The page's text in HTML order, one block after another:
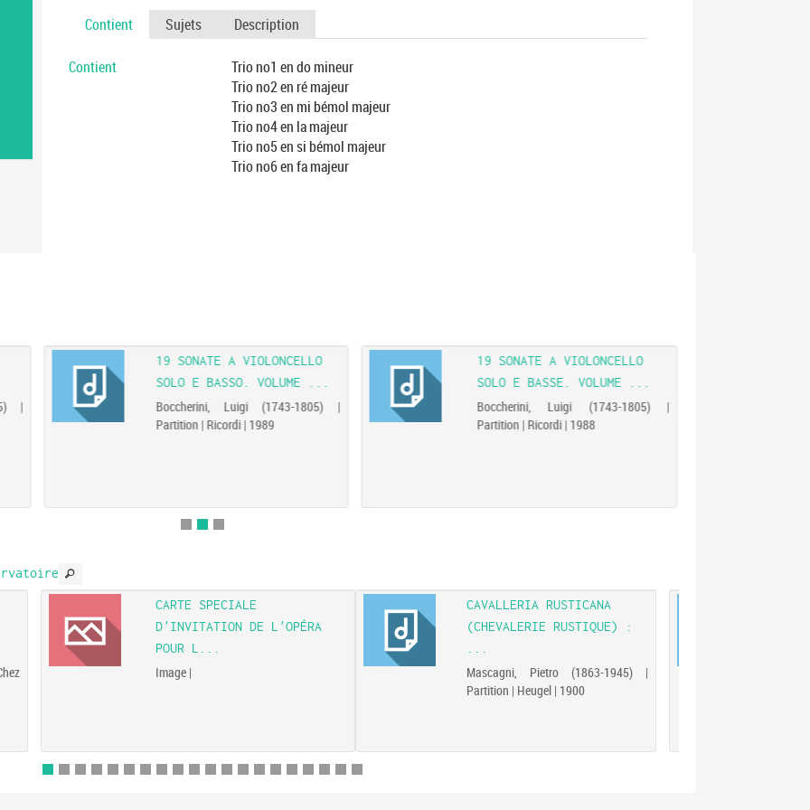
Contient Sujets Description
Contient
Trio no1 en do mineur
Trio no2 en ré majeur
Trio no3 en mi bémol majeur
Trio no4 en la majeur
Trio no5 en si bémol majeur
Trio no6 en fa majeur
19 SONATE A VIOLONCELLO
SOLO E BASSO. VOLUME ...
Boccherini, Luigi (1743-1805) |
Partition | Ricordi | 1989
19 SONATE A VIOLONCELLO
SOLO E BASSE. VOLUME ...
Boccherini, Luigi (1743-1805) |
Partition | Ricordi | 1988
|
CARTE SPECIALE
D'INVITATION DE L'OPÉRA
POUR L...
Image |
CAVALLERIA RUSTICANA
(CHEVALERIE RUSTIQUE) :
...
Mascagni, Pietro (1863-1945) |
Partition | Heugel | 1900